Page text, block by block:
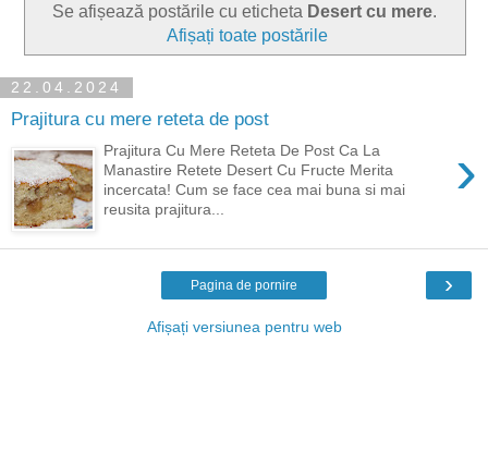
Se afișează postările cu eticheta Desert cu mere.
Afișați toate postările
22.04.2024
Prajitura cu mere reteta de post
›
Prajitura Cu Mere Reteta De Post Ca La
Manastire Retete Desert Cu Fructe Merita
incercata! Cum se face cea mai buna si mai
reusita prajitura...
›
Pagina de pornire
Afișați versiunea pentru web